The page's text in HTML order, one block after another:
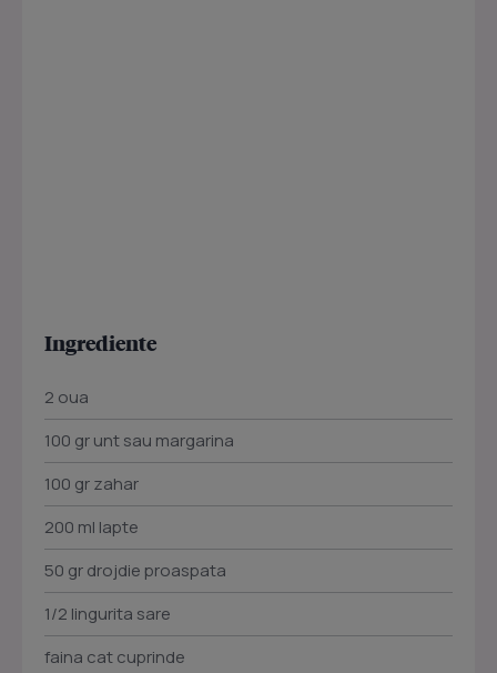
Ingrediente
2 oua
100 gr unt sau margarina
100 gr zahar
200 ml lapte
50 gr drojdie proaspata
1/2 lingurita sare
faina cat cuprinde